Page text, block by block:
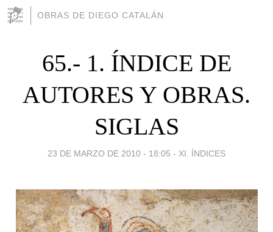
OBRAS DE DIEGO CATALÁN
65.- 1. ÍNDICE DE
AUTORES Y OBRAS.
SIGLAS
23 DE MARZO DE 2010 - 18:05 - XI. ÍNDICES